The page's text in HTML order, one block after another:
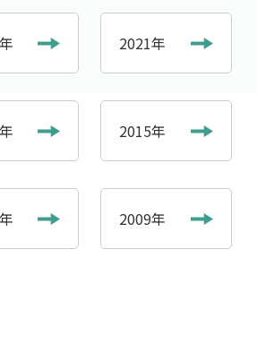
2021年
2015年
2009年